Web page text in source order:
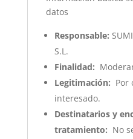
datos
Responsable:
S.L.
Finalidad:
Legitimación: Por
interesado.
Destinatarios y
tratamiento: No